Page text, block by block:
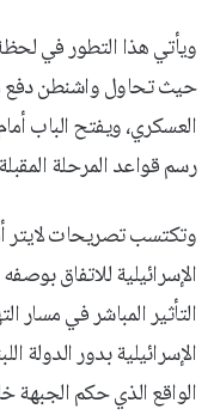
ويأتي هذا التطور في
حيث تحاول واشنطن
العسكري، ويفتح الباب
رسم قواعد المرحلة
وتكتسب تصريحات لايتر
الإسرائيلية للاتفاق
التأثير المباشر في مسار
الإسرائيلية بدور الدولة
الواقع الذي حكم الجبهة